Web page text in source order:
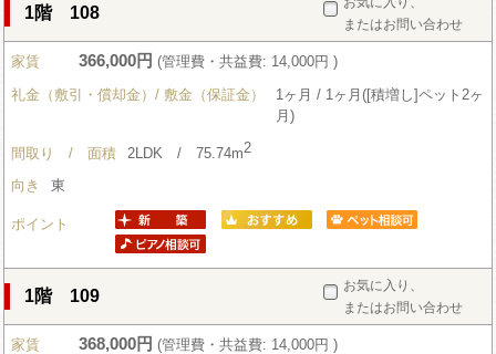
またはお問い合わせ
1階 108
家賃 366,000円 (管理費・共益費: 14,000円 )
礼金（敷引・償却金）/ 敷金（保証金）
1ヶ月 / 1ヶ月([積増し]ペット2ヶ
月)
間取り / 面積 2LDK / 75.74m2
向き 東
ポイント
お気に入り、
またはお問い合わせ
1階 109
家賃 368,000円 (管理費・共益費: 14,000円 )